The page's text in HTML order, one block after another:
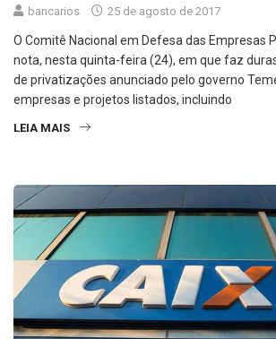
bancarios 25 de agosto de 2017
O Comitê Nacional em Defesa das Empresas
nota, nesta quinta-feira (24), em que faz
de privatizações anunciado pelo governo
empresas e projetos listados, incluindo
LEIA MAIS